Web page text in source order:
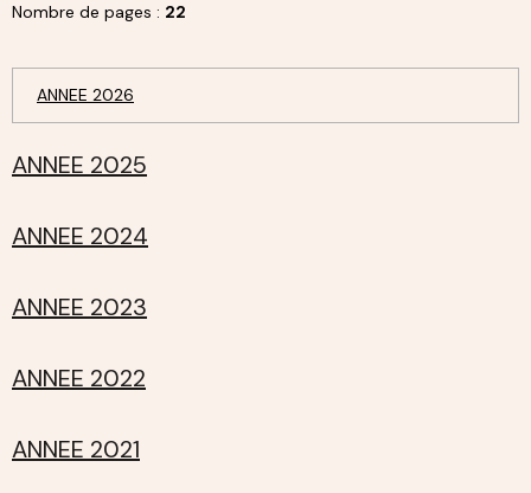
Nombre de pages : 22
ANNEE 2026
ANNEE 2025
ANNEE 2024
ANNEE 2023
ANNEE 2022
ANNEE 2021